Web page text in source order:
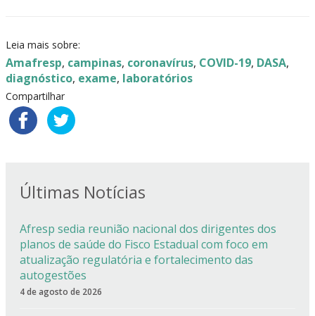
Leia mais sobre:
Amafresp, campinas, coronavírus, COVID-19, DASA,
diagnóstico, exame, laboratórios
Compartilhar
Últimas Notícias
Afresp sedia reunião nacional dos dirigentes dos
planos de saúde do Fisco Estadual com foco em
atualização regulatória e fortalecimento das
autogestões
4 de agosto de 2026